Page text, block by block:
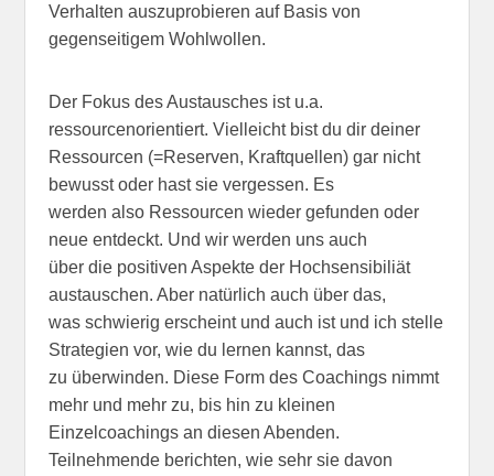
Verhalten auszuprobieren auf Basis von
gegenseitigem Wohlwollen.
Der Fokus des Austausches ist u.a.
ressourcenorientiert. Vielleicht bist du dir deiner
Ressourcen (=Reserven, Kraftquellen) gar nicht
bewusst oder hast sie vergessen. Es
werden also Ressourcen wieder gefunden oder
neue entdeckt. Und wir werden uns auch
über die positiven Aspekte der Hochsensibiliät
austauschen. Aber natürlich auch über das,
was schwierig erscheint und auch ist und ich stelle
Strategien vor, wie du lernen kannst, das
zu überwinden. Diese Form des Coachings nimmt
mehr und mehr zu, bis hin zu kleinen
Einzelcoachings an diesen Abenden.
Teilnehmende berichten, wie sehr sie davon